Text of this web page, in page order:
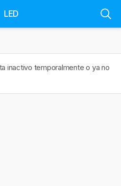
LED
inactivo temporalmente o ya no